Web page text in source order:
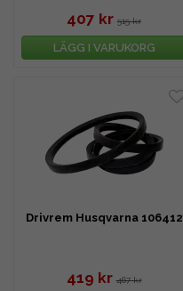
407 kr 515 kr
LÄGG I VARUKORG
Drivrem Husqvarna 106412
419 kr 467 kr